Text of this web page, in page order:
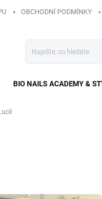
OBCHODNÍ PODMÍNKY
BIO NAILS ACADEMY &